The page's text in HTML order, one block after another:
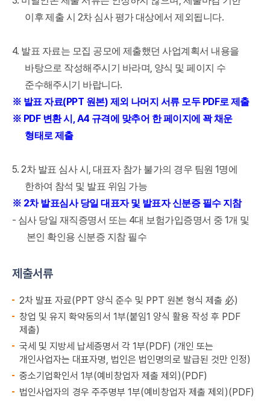
이후 제출 시 2차 심사 평가 대상에서 제외됩니다.
4. 발표 자료는 모집 공모에 제출했던 사업계획서 내용을
바탕으로 작성해주시기 바라며, 양식 및 페이지 수
준수해주시기 바랍니다.
※ 발표 자료(PPT 원본) 제외 나머지 서류 모두 PDF로 제출
※ PDF 변환 시 , A4 규격에 맞추어 한 페이지에 꽉 채운
형태로 제출
5. 2차 발표 심사 시 ,대표자 참가 불가의 경우 팀원 1명에
한하여 참석 및 발표 위임 가능
※ 2차 발표심사 당일 대표자 및 발표자 신분증 필수 지참
- 심사 당일 재직증명서 또는 4대 보험가입증명서 중1개 및
본인 확인용 신분증 지참 필수
제출서류
2차 발표 자료(PPT 양식 준수 및 PPT 원본 형식 제출 必)
창업 및 유지 확약동의서 1부(붙임1 양식 활용 작성 후 PDF
제출)
국세 및 지방세 납세증명서 각 1부(PDF) (개인 또는
개인사업자는 대표자명, 법인은 법인명의로 발급된 것만 인정)
중소기업확인서 1부(예비창업자 제출 제외)(PDF)
법인사업자의 경우 주주명부 1부(예비창업자 제출 제외)(PDF)